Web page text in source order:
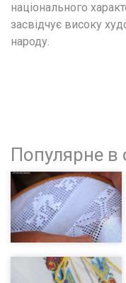
національного
засвідчує високу
народу.
Популярне в